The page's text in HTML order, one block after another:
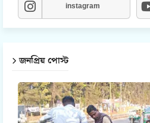
instagram
জনপ্রিয় পোস্ট